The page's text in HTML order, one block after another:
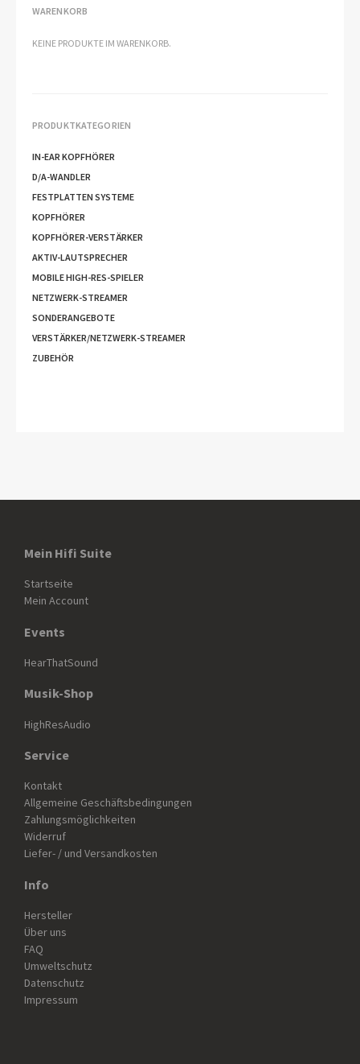
WARENKORB
KEINE PRODUKTE IM WARENKORB.
PRODUKTKATEGORIEN
IN-EAR KOPFHÖRER
D/A-WANDLER
FESTPLATTEN SYSTEME
KOPFHÖRER
KOPFHÖRER-VERSTÄRKER
AKTIV-LAUTSPRECHER
MOBILE HIGH-RES-SPIELER
NETZWERK-STREAMER
SONDERANGEBOTE
VERSTÄRKER/NETZWERK-STREAMER
ZUBEHÖR
Mein Hifi Suite
Startseite
Mein Account
Events
HearThatSound
Musik-Shop
HighResAudio
Service
Kontakt
Allgemeine Geschäftsbedingungen
Zahlungsmöglichkeiten
Widerruf
Liefer- / und Versandkosten
Info
Hersteller
Über uns
FAQ
Umweltschutz
Datenschutz
Impressum